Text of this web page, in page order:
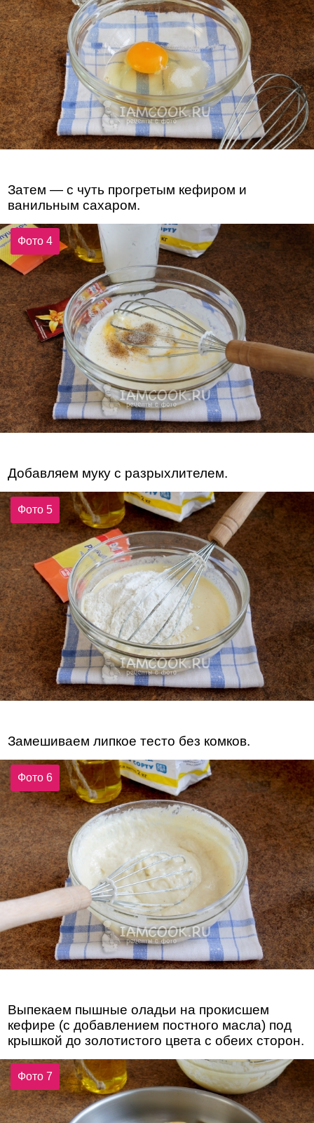
Затем — с чуть прогретым кефиром и
ванильным сахаром.
Фото 4
Добавляем муку с разрыхлителем.
Фото 5
Замешиваем липкое тесто без комков.
Фото 6
Выпекаем пышные оладьи на прокисшем
кефире (с добавлением постного масла) под
крышкой до золотистого цвета с обеих сторон.
Фото 7